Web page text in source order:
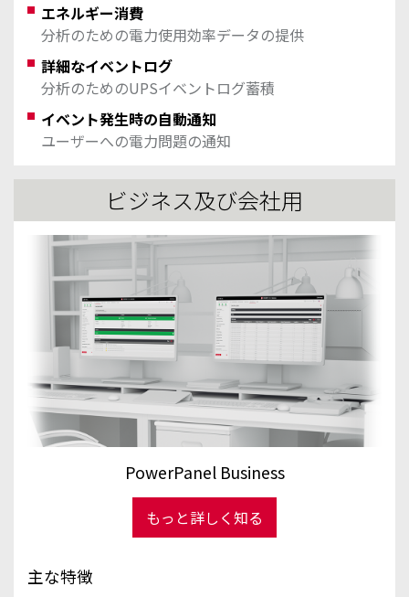
エネルギー消費
分析のための電力使用効率データの提供
詳細なイベントログ
分析のためのUPSイベントログ蓄積
イベント発生時の自動通知
ユーザーへの電力問題の通知
ビジネス及び会社用
PowerPanel Business
もっと詳しく知る
主な特徴